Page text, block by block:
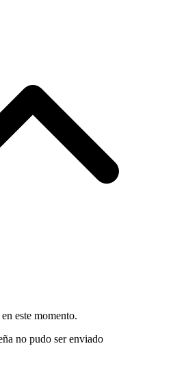
este momento.
no pudo ser enviado